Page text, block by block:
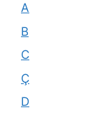
A
B
C
Ç
D